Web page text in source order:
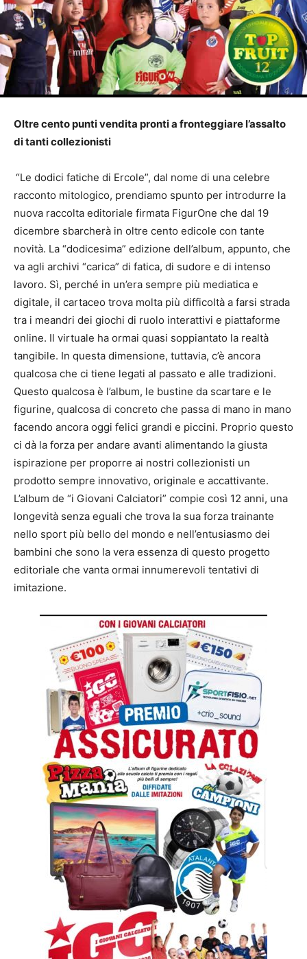
Oltre cento punti vendita pronti a fronteggiare l’assalto
di tanti collezionisti
“Le dodici fatiche di Ercole”, dal nome di una celebre
racconto mitologico, prendiamo spunto per introdurre la
nuova raccolta editoriale firmata FigurOne che dal 19
dicembre sbarcherà in oltre cento edicole con tante
novità. La “dodicesima” edizione dell’album, appunto, che
va agli archivi “carica” di fatica, di sudore e di intenso
lavoro. Sì, perché in un’era sempre più mediatica e
digitale, il cartaceo trova molta più difficoltà a farsi strada
tra i meandri dei giochi di ruolo interattivi e piattaforme
online. Il virtuale ha ormai quasi soppiantato la realtà
tangibile. In questa dimensione, tuttavia, c’è ancora
qualcosa che ci tiene legati al passato e alle tradizioni.
Questo qualcosa è l’album, le bustine da scartare e le
figurine, qualcosa di concreto che passa di mano in mano
facendo ancora oggi felici grandi e piccini. Proprio questo
ci dà la forza per andare avanti alimentando la giusta
ispirazione per proporre ai nostri collezionisti un
prodotto sempre innovativo, originale e accattivante.
L’album de “i Giovani Calciatori” compie così 12 anni, una
longevità senza eguali che trova la sua forza trainante
nello sport più bello del mondo e nell’entusiasmo dei
bambini che sono la vera essenza di questo progetto
editoriale che vanta ormai innumerevoli tentativi di
imitazione.